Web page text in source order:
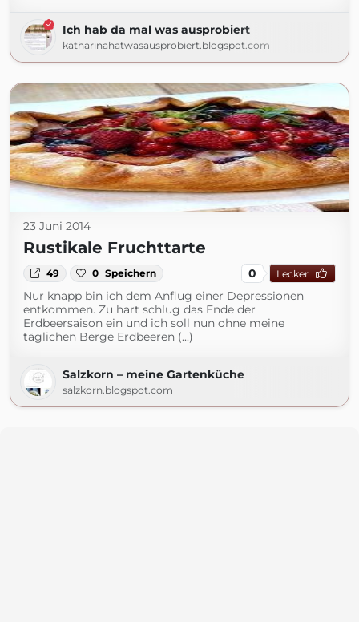
Ich hab da mal was ausprobiert
katharinahatwasausprobiert.blogspot.com
23 Juni 2014
Rustikale Fruchttarte
49 0 Speichern 0 Lecker
Nur knapp bin ich dem Anflug einer Depressionen
entkommen. Zu hart schlug das Ende der
Erdbeersaison ein und ich soll nun ohne meine
täglichen Berge Erdbeeren (...)
Salzkorn – meine Gartenküche
salzkorn.blogspot.com